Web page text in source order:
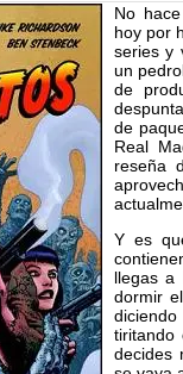
No
hoy por
series y
un
de
de
Real
reseña
Y es
llegas a
dormir
tiritando
decides